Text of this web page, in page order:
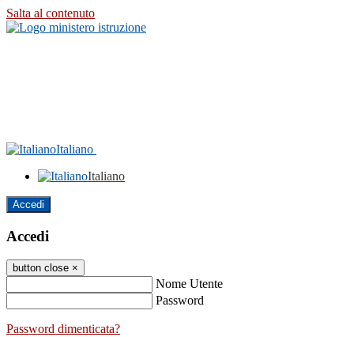
Salta al contenuto
Italiano
Italiano
Accedi
Accedi
button close ×
Nome Utente
Password
Password dimenticata?